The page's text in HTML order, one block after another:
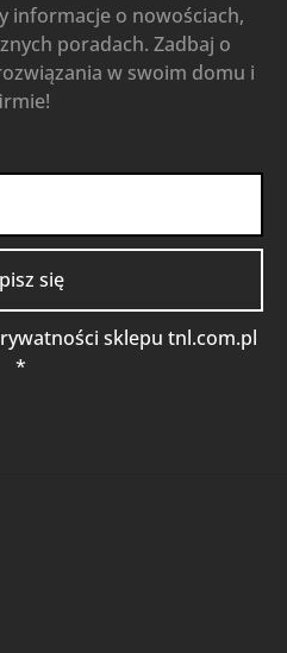
informacje o nowościach,
poradach. Zadbaj o
w swoim domu i
sklepu tnl.com.pl
*